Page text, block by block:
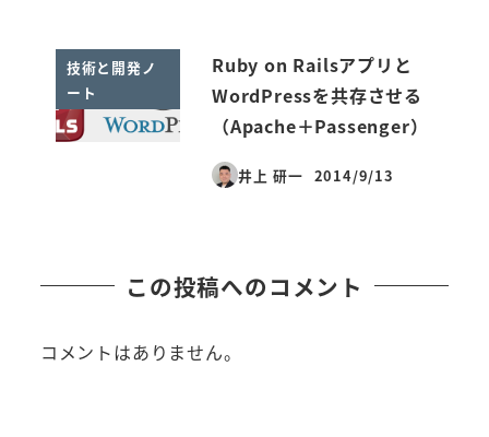
技術と開発ノ
ート
Ruby on Railsアプリと
WordPressを共存させる
（Apache＋Passenger）
井上 研一
投稿日
2014/9/13
この投稿へのコメント
コメントはありません。